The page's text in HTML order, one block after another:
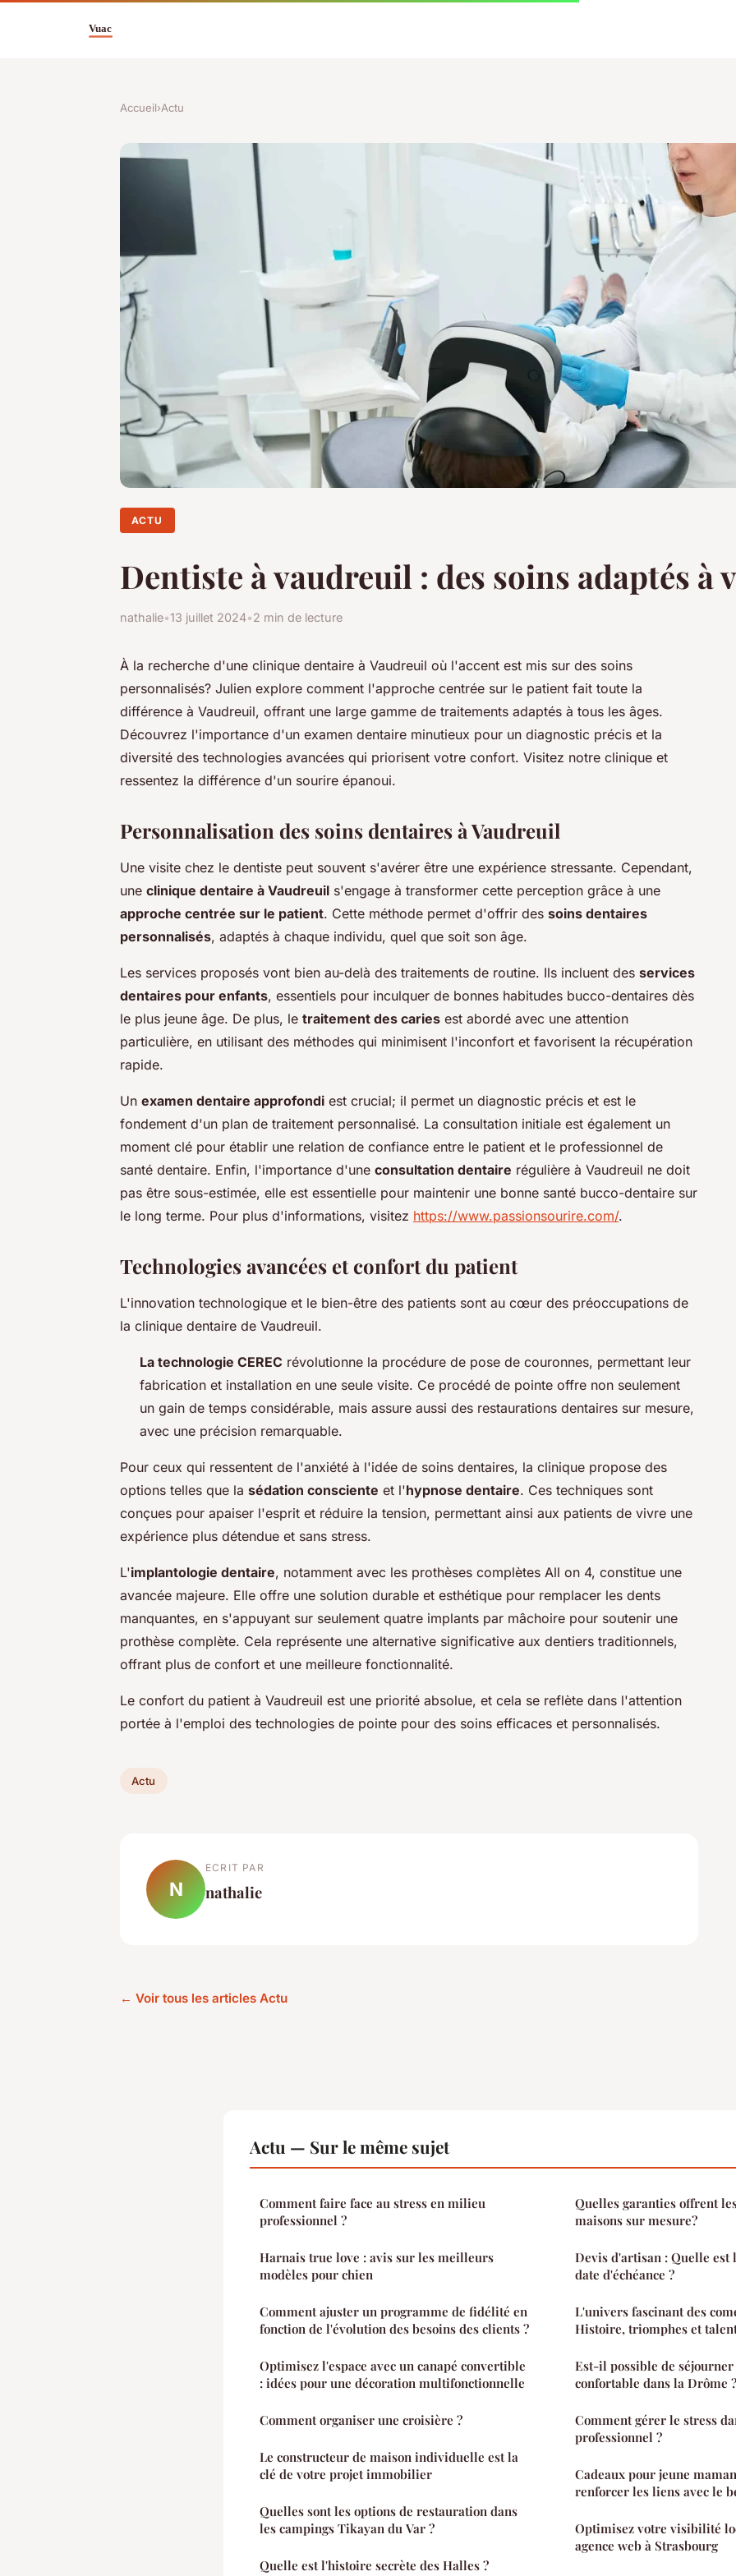
Accueil›Actu
ACTU
Dentiste à vaudreuil : des soins adaptés à
nathalie•13 juillet 2024•2 min de lecture
À la recherche d'une clinique dentaire à Vaudreuil où l'accent est mis sur des soins
personnalisés? Julien explore comment l'approche centrée sur le patient fait toute la
différence à Vaudreuil, offrant une large gamme de traitements adaptés à tous les âges.
Découvrez l'importance d'un examen dentaire minutieux pour un diagnostic précis et la
diversité des technologies avancées qui priorisent votre confort. Visitez notre clinique et
ressentez la différence d'un sourire épanoui.
Personnalisation des soins dentaires à Vaudreuil
Une visite chez le dentiste peut souvent s'avérer être une expérience stressante. Cependant,
une clinique dentaire à Vaudreuil s'engage à transformer cette perception grâce à une
approche centrée sur le patient. Cette méthode permet d'offrir des soins dentaires
personnalisés, adaptés à chaque individu, quel que soit son âge.
Les services proposés vont bien au-delà des traitements de routine. Ils incluent des services
dentaires pour enfants, essentiels pour inculquer de bonnes habitudes bucco-dentaires dès
le plus jeune âge. De plus, le traitement des caries est abordé avec une attention
particulière, en utilisant des méthodes qui minimisent l'inconfort et favorisent la récupération
rapide.
Un examen dentaire approfondi est crucial; il permet un diagnostic précis et est le
fondement d'un plan de traitement personnalisé. La consultation initiale est également un
moment clé pour établir une relation de confiance entre le patient et le professionnel de
santé dentaire. Enfin, l'importance d'une consultation dentaire régulière à Vaudreuil ne doit
pas être sous-estimée, elle est essentielle pour maintenir une bonne santé bucco-dentaire sur
le long terme. Pour plus d'informations, visitez https://www.passionsourire.com/.
Technologies avancées et confort du patient
L'innovation technologique et le bien-être des patients sont au cœur des préoccupations de
la clinique dentaire de Vaudreuil.
La technologie CEREC révolutionne la procédure de pose de couronnes, permettant leur
fabrication et installation en une seule visite. Ce procédé de pointe offre non seulement
un gain de temps considérable, mais assure aussi des restaurations dentaires sur mesure,
avec une précision remarquable.
Pour ceux qui ressentent de l'anxiété à l'idée de soins dentaires, la clinique propose des
options telles que la sédation consciente et l'hypnose dentaire. Ces techniques sont
conçues pour apaiser l'esprit et réduire la tension, permettant ainsi aux patients de vivre une
expérience plus détendue et sans stress.
L'implantologie dentaire, notamment avec les prothèses complètes All on 4, constitue une
avancée majeure. Elle offre une solution durable et esthétique pour remplacer les dents
manquantes, en s'appuyant sur seulement quatre implants par mâchoire pour soutenir une
prothèse complète. Cela représente une alternative significative aux dentiers traditionnels,
offrant plus de confort et une meilleure fonctionnalité.
Le confort du patient à Vaudreuil est une priorité absolue, et cela se reflète dans l'attention
portée à l'emploi des technologies de pointe pour des soins efficaces et personnalisés.
Actu
N
ECRIT PAR
nathalie
← Voir tous les articles Actu
Actu — Sur le même sujet
Comment faire face au stress en milieu
professionnel ?
Harnais true love : avis sur les meilleurs
modèles pour chien
Comment ajuster un programme de fidélité en
fonction de l'évolution des besoins des clients ?
Optimisez l'espace avec un canapé convertible
: idées pour une décoration multifonctionnelle
Comment organiser une croisière ?
Le constructeur de maison individuelle est la
clé de votre projet immobilier
Quelles sont les options de restauration dans
les campings Tikayan du Var ?
Quelle est l'histoire secrète des Halles ?
Quelles garanties offrent
maisons sur mesure?
Devis d'artisan : Quelle est
date d'échéance ?
L'univers fascinant des
Histoire, triomphes et
Est-il possible de
confortable dans la Drôme ?
Comment gérer le stress
professionnel ?
Cadeaux pour jeune maman : 5 idées
renforcer les liens avec le
Optimisez votre visibilité
agence web à Strasbourg